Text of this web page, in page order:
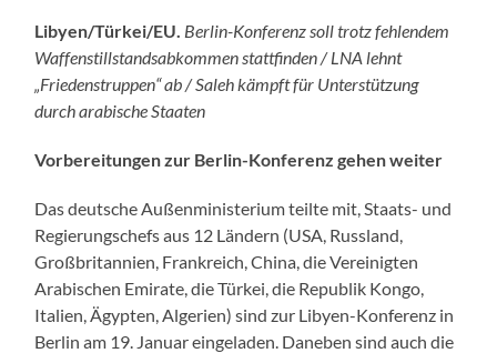
Libyen/Türkei/EU. Berlin-Konferenz soll trotz fehlendem
Waffenstillstandsabkommen stattfinden / LNA lehnt
„Friedenstruppen“ ab / Saleh kämpft für Unterstützung
durch arabische Staaten
Vorbereitungen zur Berlin-Konferenz gehen weiter
Das deutsche Außenministerium teilte mit, Staats- und
Regierungschefs aus 12 Ländern (USA, Russland,
Großbritannien, Frankreich, China, die Vereinigten
Arabischen Emirate, die Türkei, die Republik Kongo,
Italien, Ägypten, Algerien) sind zur Libyen-Konferenz in
Berlin am 19. Januar eingeladen. Daneben sind auch die